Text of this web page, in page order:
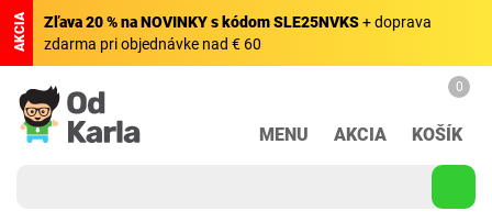
AKCIA Zľava 20 % na NOVINKY s kódom SLE25NVKS+ doprava
zdarma pri objednávke nad € 60
MENU AKCIA
0
KOŠÍK